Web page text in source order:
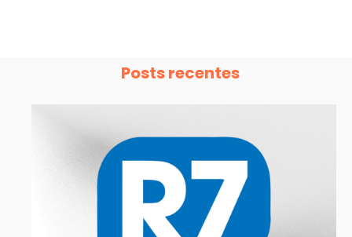
Posts recentes